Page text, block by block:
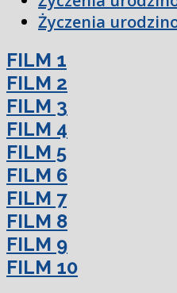
Życzenia
FILM 1
FILM 2
FILM 3
FILM 4
FILM 5
FILM 6
FILM 7
FILM 8
FILM 9
FILM 10